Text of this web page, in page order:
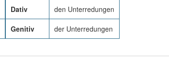
Dativ den Unterredungen
Genitiv der Unterredungen